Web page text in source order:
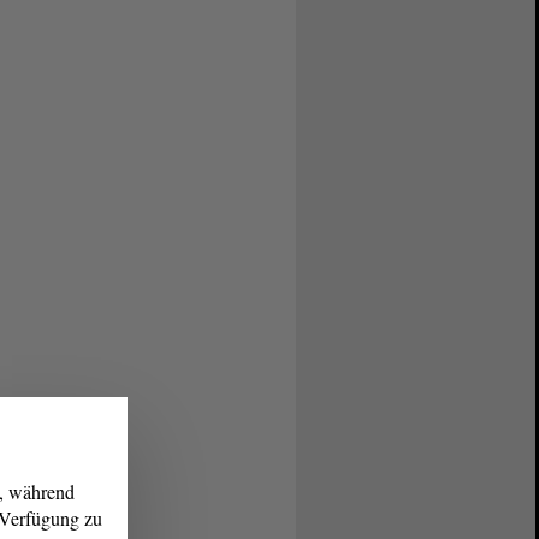
während
zu